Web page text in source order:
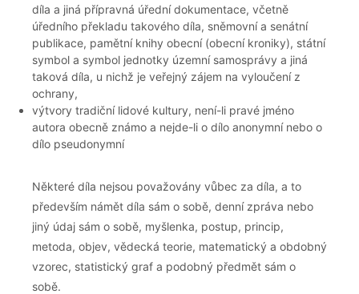
díla a jiná přípravná úřední dokumentace, včetně
úředního překladu takového díla, sněmovní a senátní
publikace, pamětní knihy obecní (obecní kroniky), státní
symbol a symbol jednotky územní samosprávy a jiná
taková díla, u nichž je veřejný zájem na vyloučení z
ochrany,
výtvory tradiční lidové kultury, není-li pravé jméno
autora obecně známo a nejde-li o dílo anonymní nebo o
dílo pseudonymní
Některé díla nejsou považovány vůbec za díla, a to
především námět díla sám o sobě, denní zpráva nebo
jiný údaj sám o sobě, myšlenka, postup, princip,
metoda, objev, vědecká teorie, matematický a obdobný
vzorec, statistický graf a podobný předmět sám o
sobě.